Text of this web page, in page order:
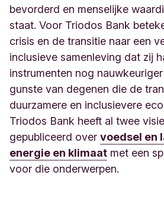
bevorderd en menselijke
staat. Voor Triodos Bank
crisis en de transitie naar een
inclusieve samenleving dat zij
instrumenten nog
gunste van degenen die de
duurzamere en inclusievere
Triodos Bank heeft al twee
gepubliceerd over voedsel en
energie en klimaat met een
voor die onderwerpen.